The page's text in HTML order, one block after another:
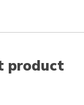
product